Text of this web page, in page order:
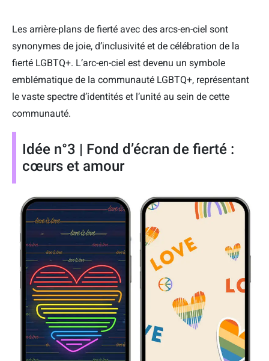
Les arrière-plans de fierté avec des arcs-en-ciel sont
synonymes de joie, d’inclusivité et de célébration de la
fierté LGBTQ+. L’arc-en-ciel est devenu un symbole
emblématique de la communauté LGBTQ+, représentant
le vaste spectre d’identités et l’unité au sein de cette
communauté.
Idée n°3 | Fond d’écran de fierté :
cœurs et amour